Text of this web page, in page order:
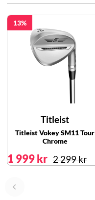
13
Titleist
Titleist Vokey SM11 Tour
Chrome
1 999 kr 2 299 kr